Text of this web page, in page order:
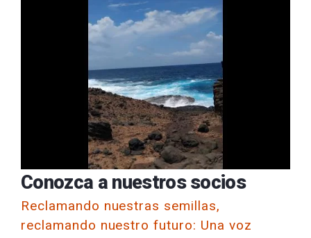
Conozca a nuestros socios
Reclamando nuestras semillas,
reclamando nuestro futuro: Una voz